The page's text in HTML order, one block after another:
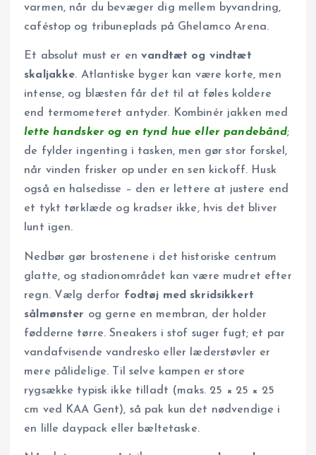
varmen, når du bevæger dig mellem byvandring,
caféstop og tribuneplads på Ghelamco Arena.
Et absolut must er envandtæt og vindtæt
skaljakke. Atlantiske byger kan være korte, men
intense, og blæsten får det til at føles koldere
end termometeret antyder. Kombinér jakken med
lette handsker og en tynd hue eller pandebånd;
de fylder ingenting i tasken, men gør stor forskel,
når vinden frisker op under en sen kickoff. Husk
også en halsedisse – den er lettere at justere end
et tykt tørklæde og kradser ikke, hvis det bliver
lunt igen.
Nedbør gør brostenene i det historiske centrum
glatte, og stadionområdet kan være mudret efter
regn. Vælg derfor fodtøj med skridsikkert
sålmønster og gerne en membran, der holder
fødderne tørre. Sneakers i stof suger fugt; et par
vandafvisende vandresko eller læderstøvler er
mere pålidelige. Til selve kampen er store
rygsække typisk ikke tilladt (maks. 25 × 25 × 25
cm ved KAA Gent), så pak kun det nødvendige i
en lille daypack eller bæltetaske.